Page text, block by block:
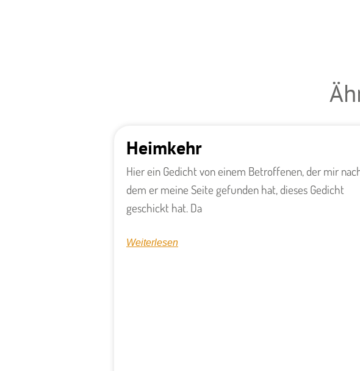
Heimkehr
Hier ein Gedicht von einem Betroffenen, der mir
dem er meine Seite gefunden hat, dieses Gedicht
geschickt hat. Da
Weiterlesen